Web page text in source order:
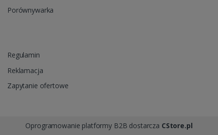
Porównywarka
Regulamin
Reklamacja
Zapytanie ofertowe
Oprogramowanie platformy B2B dostarcza CStore.pl